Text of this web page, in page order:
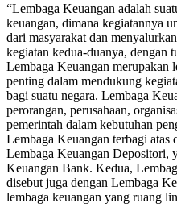
“Lembaga Keuangan adalah
keuangan, dimana kegiatannya
dari masyarakat dan
kegiatan kedua-duanya, dengan
Lembaga Keuangan merupakan
penting dalam mendukung
bagi suatu negara. Lembaga
perorangan, perusahaan,
pemerintah dalam kebutuhan
Lembaga Keuangan terbagi atas
Lembaga Keuangan Depositori,
Keuangan Bank. Kedua,
disebut juga dengan Lembaga
lembaga keuangan yang ruang